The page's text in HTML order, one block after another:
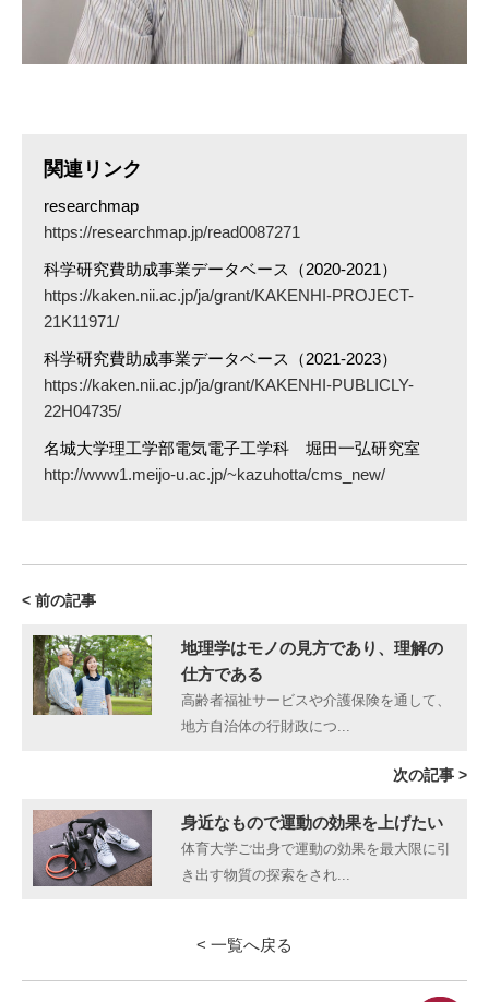
関連リンク
researchmap
https://researchmap.jp/read0087271
科学研究費助成事業データベース（2020-2021）
https://kaken.nii.ac.jp/ja/grant/KAKENHI-PROJECT-
21K11971/
科学研究費助成事業データベース（2021-2023）
https://kaken.nii.ac.jp/ja/grant/KAKENHI-PUBLICLY-
22H04735/
名城大学理工学部電気電子工学科 堀田一弘研究室
http://www1.meijo-u.ac.jp/~kazuhotta/cms_new/
< 前の記事
地理学はモノの見方であり、理解の
仕方である
高齢者福祉サービスや介護保険を通して、
地方自治体の行財政につ...
次の記事 >
身近なもので運動の効果を上げたい
体育大学ご出身で運動の効果を最大限に引
き出す物質の探索をされ...
< 一覧へ戻る